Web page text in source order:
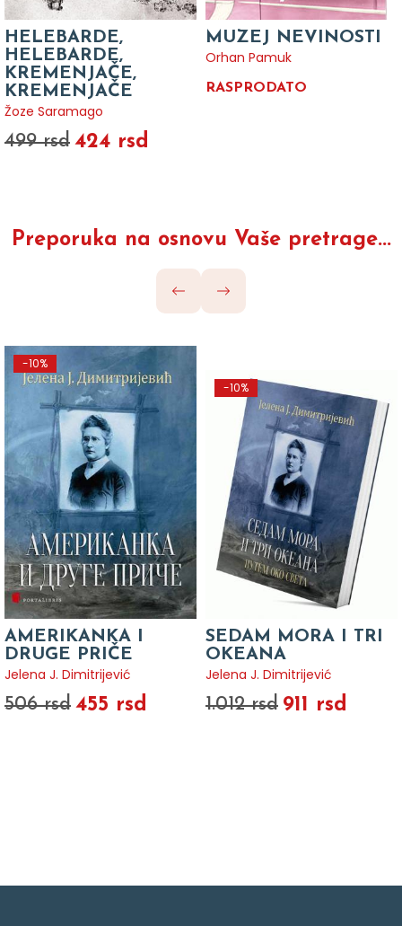
HELEBARDE,
HELEBARDE,
KREMENJAČE,
KREMENJAČE
Žoze Saramago
499 rsd 424 rsd
MUZEJ NEVINOSTI
Orhan Pamuk
RASPRODATO
Preporuka na osnovu Vaše pretrage...
-10%
AMERIKANKA I
DRUGE PRIČE
Jelena J. Dimitrijević
506 rsd 455 rsd
-10%
SEDAM MORA I TRI
OKEANA
Jelena J. Dimitrijević
1.012 rsd 911 rsd